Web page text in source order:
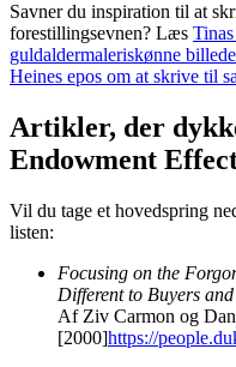
Savner du inspiration til at
forestillingsevnen? Læs
guldaldermaleriskønne
Heines epos om at skrive til
Artikler, der
Endowment
Vil du tage et hovedspring
listen:
Focusing on the
Different to Buyers
Af Ziv Carmon og
[2000]https://